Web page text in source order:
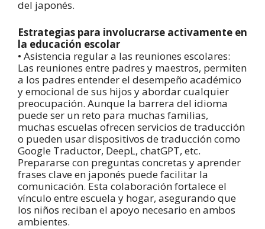
del japonés.
Estrategias para involucrarse activamente en
la educación escolar
• Asistencia regular a las reuniones escolares:
Las reuniones entre padres y maestros, permiten
a los padres entender el desempeño académico
y emocional de sus hijos y abordar cualquier
preocupación. Aunque la barrera del idioma
puede ser un reto para muchas familias,
muchas escuelas ofrecen servicios de traducción
o pueden usar dispositivos de traducción como
Google Traductor, DeepL, chatGPT, etc.
Prepararse con preguntas concretas y aprender
frases clave en japonés puede facilitar la
comunicación. Esta colaboración fortalece el
vínculo entre escuela y hogar, asegurando que
los niños reciban el apoyo necesario en ambos
ambientes.